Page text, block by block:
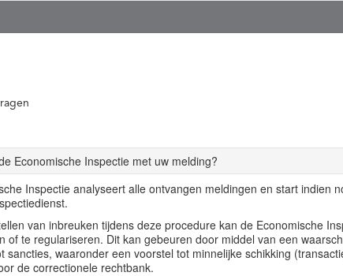
Economische Inspectie met uw melding?
Inspectie analyseert alle ontvangen meldingen en start indien
van inbreuken tijdens deze procedure kan de Economische
of te regulariseren. Dit kan gebeuren door middel van een
sancties, waaronder een voorstel tot minnelijke schikking
de correctionele rechtbank.